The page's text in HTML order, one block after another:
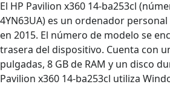
El HP Pavilion x360 14-ba253cl
4YN63UA) es un ordenador
en 2015. El número de modelo se
trasera del dispositivo. Cuenta con
pulgadas, 8 GB de RAM y un disco
Pavilion x360 14-ba253cl utiliza